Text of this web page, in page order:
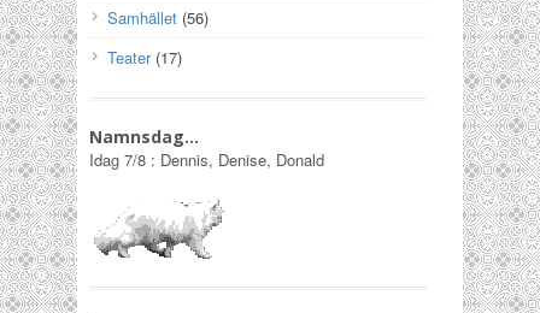
Samhället (56)
Teater(17)
Namnsdag…
Idag 7/8 : Dennis, Denise, Donald